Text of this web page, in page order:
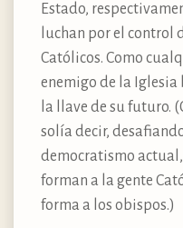
Estado,
luchan por el control
Católicos. Como
enemigo de la Iglesia
la llave de su futuro.
solía decir,
democratismo
forman a la gente
forma a los obispos.)